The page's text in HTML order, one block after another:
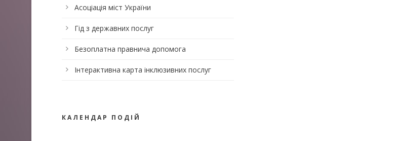
Асоціація міст України
Гід з державних послуг
Безоплатна правнича допомога
Інтерактивна карта інклюзивних послуг
КАЛЕНДАР ПОДІЙ